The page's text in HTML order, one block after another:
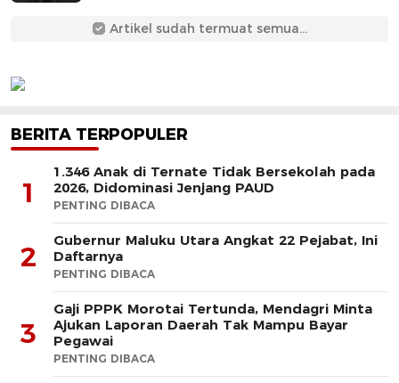
Artikel sudah termuat semua...
BERITA TERPOPULER
1
1.346 Anak di Ternate Tidak Bersekolah pada
2026, Didominasi Jenjang PAUD
PENTING DIBACA
2
Gubernur Maluku Utara Angkat 22 Pejabat, Ini
Daftarnya
PENTING DIBACA
3
Gaji PPPK Morotai Tertunda, Mendagri Minta
Ajukan Laporan Daerah Tak Mampu Bayar
Pegawai
PENTING DIBACA